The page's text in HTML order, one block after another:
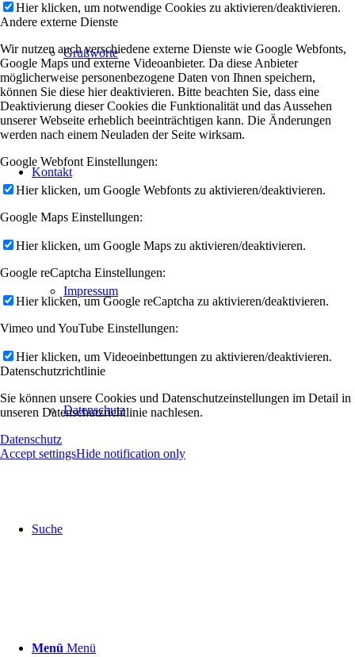
Grußworte
Kontakt
Impressum
Datenschutz
Suche
Menü Menü
Hier klicken, um notwendige Cookies zu aktivieren/deaktivieren.
Andere externe Dienste
Wir nutzen auch verschiedene externe Dienste wie Google Webfonts,
Google Maps und externe Videoanbieter. Da diese Anbieter
möglicherweise personenbezogene Daten von Ihnen speichern,
können Sie diese hier deaktivieren. Bitte beachten Sie, dass eine
Deaktivierung dieser Cookies die Funktionalität und das Aussehen
unserer Webseite erheblich beeinträchtigen kann. Die Änderungen
werden nach einem Neuladen der Seite wirksam.
Google Webfont Einstellungen:
Hier klicken, um Google Webfonts zu aktivieren/deaktivieren.
Google Maps Einstellungen:
Hier klicken, um Google Maps zu aktivieren/deaktivieren.
Google reCaptcha Einstellungen:
Hier klicken, um Google reCaptcha zu aktivieren/deaktivieren.
Vimeo und YouTube Einstellungen:
Hier klicken, um Videoeinbettungen zu aktivieren/deaktivieren.
Datenschutzrichtlinie
Sie können unsere Cookies und Datenschutzeinstellungen im Detail in
unseren Datenschutzrichtlinie nachlesen.
Datenschutz
Accept settingsHide notification only